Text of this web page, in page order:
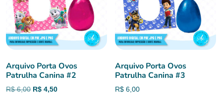
Arquivo Porta Ovos
Patrulha Canina #2
R$6,00 O
R$ 4,50O
Arquivo Porta Ovos
Patrulha Canina #3
R$ 6,00